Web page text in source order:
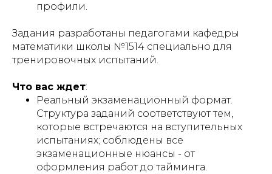
профили.
Задания разработаны педагогами кафедры
математики школы №1514 специально для
тренировочных испытаний.
Что вас ждет:
Реальный экзаменационный формат.
Структура заданий соответствуют тем,
которые встречаются на вступительных
испытаниях; соблюдены все
экзаменационные нюансы - от
оформления работ до тайминга.